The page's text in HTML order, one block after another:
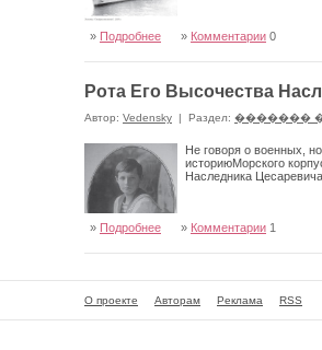
» Подробнее » Комментарии 0
Рота Его Высочества
Автор: Vedensky | Раздел: �������
Не говоря о военных,
историюМорского
Наследника
» Подробнее » Комментарии 1
О проекте Авторам Реклама RSS